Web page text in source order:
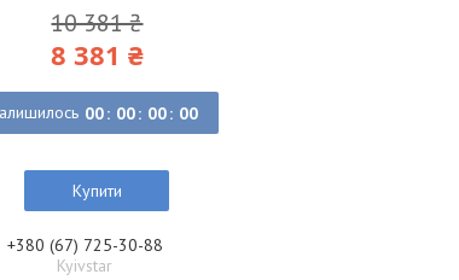
10 381 ₴
8 381 ₴
00 00 00 00
Купити
+380 (67) 725-30-88
Kyivstar